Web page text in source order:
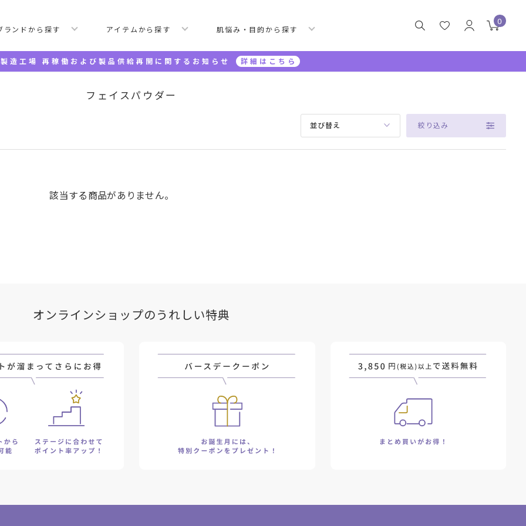
ランドから探す アイテムから探す 肌悩み・目的から探す
0
製造工場 再稼働および製品供給再開に関するお知らせ 詳細はこちら
フェイスパウダー
並び替え 絞り込み
該当する商品がありません。
オンラインショップのうれしい特典